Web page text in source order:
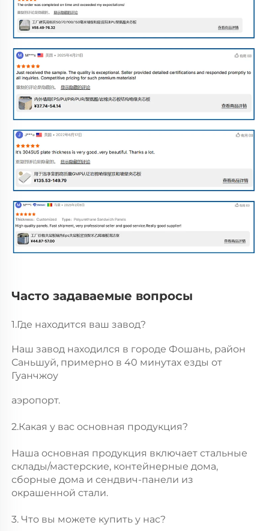
Часто задаваемые вопросы
1.Где находится ваш завод?
Наш завод находился в городе Фошань, район
Саньшуй, примерно в 40 минутах езды от
Гуанчжоу
аэропорт.
2.Какая у вас основная продукция?
Наша основная продукция включает стальные
склады/мастерские, контейнерные дома,
сборные дома и сендвич-панели из
окрашенной стали.
3. Что вы можете купить у нас?